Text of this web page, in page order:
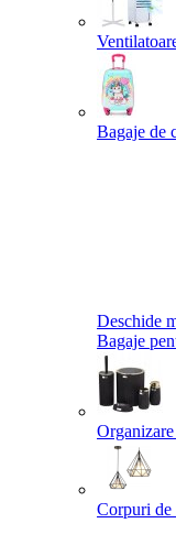
Bagaje de
Deschide
Bagaje
Corpuri